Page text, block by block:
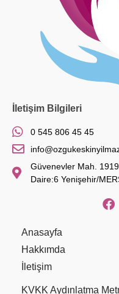
İletişim Bilgileri
0 545 806 45 45
Güvenevler Mah.
Daire:6 Yenişehir/
Anasayfa
Hakkımda
İletişim
KVKK Aydınlatma